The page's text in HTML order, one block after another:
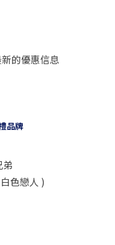
的優惠信息
品牌
弟
色戀人 )